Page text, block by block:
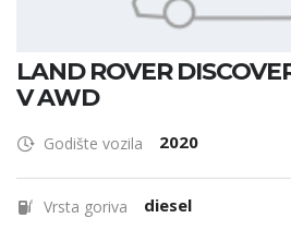
LAND ROVER
V AWD
Godište vozila 2020
Vrsta goriva diesel